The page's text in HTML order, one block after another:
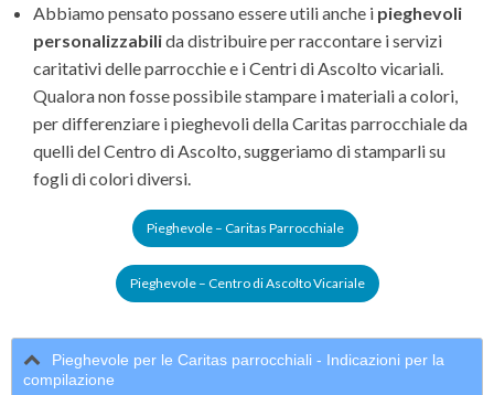
Abbiamo pensato possano essere utili anche i pieghevoli
personalizzabilida distribuire per raccontare i servizi
caritativi delle parrocchie e i Centri di Ascolto vicariali.
Qualora non fosse possibile stampare i materiali a colori,
per differenziare i pieghevoli della Caritas parrocchiale da
quelli del Centro di Ascolto, suggeriamo di stamparli su
fogli di colori diversi.
Pieghevole – Caritas Parrocchiale
Pieghevole – Centro di Ascolto Vicariale
Pieghevole per le Caritas parrocchiali - Indicazioni per la
compilazione